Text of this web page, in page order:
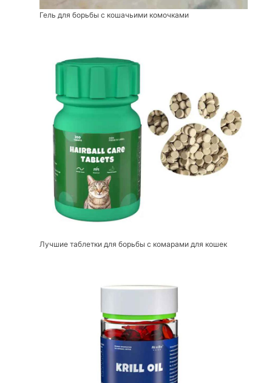
Гель для борьбы с кошачьими комочками
Лучшие таблетки для борьбы с комарами для кошек